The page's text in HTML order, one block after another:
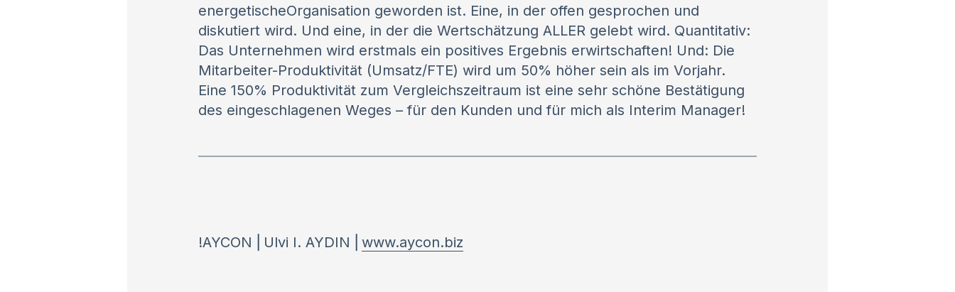
energetischeOrganisation geworden ist. Eine, in der offen gesprochen und
diskutiert wird. Und eine, in der die Wertschätzung ALLER gelebt wird. Quantitativ:
Das Unternehmen wird erstmals ein positives Ergebnis erwirtschaften! Und: Die
Mitarbeiter-Produktivität (Umsatz/FTE) wird um 50% höher sein als im Vorjahr.
Eine 150% Produktivität zum Vergleichszeitraum ist eine sehr schöne Bestätigung
des eingeschlagenen Weges – für den Kunden und für mich als Interim Manager!
!AYCON ⎜Ulvi I. AYDIN ⎜ www.aycon.biz